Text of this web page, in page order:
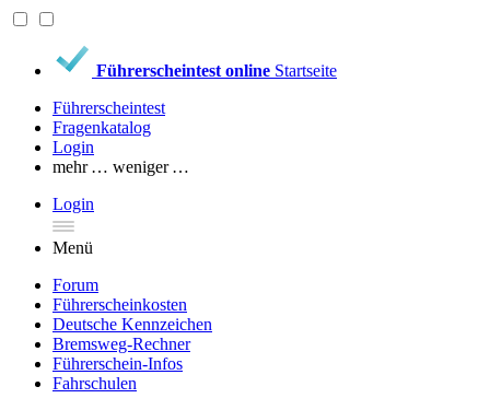
Führerscheintest online Startseite
Führerscheintest
Fragenkatalog
Login
mehr … weniger …
Login
Menü
Forum
Führerscheinkosten
Deutsche Kennzeichen
Bremsweg-Rechner
Führerschein-Infos
Fahrschulen